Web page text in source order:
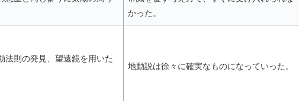
かった。
法則の発見、望遠鏡を用いた
地動説は徐々に確実なものになっていった。